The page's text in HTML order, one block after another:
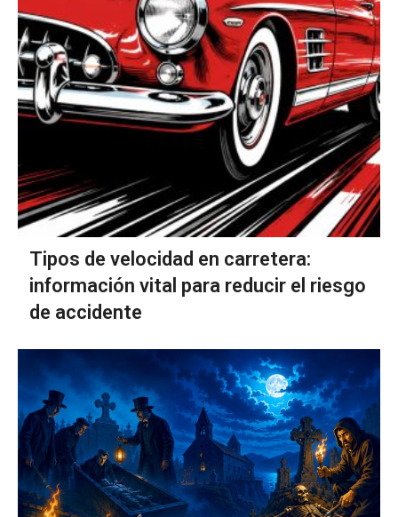
Tipos de velocidad en carretera:
información vital para reducir el riesgo
de accidente